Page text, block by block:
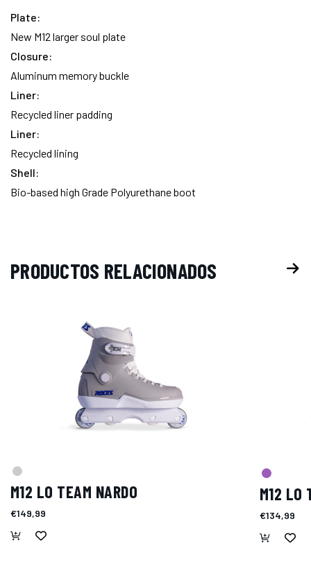
Plate:
New M12 larger soul plate
Closure:
Aluminum memory buckle
Liner:
Recycled liner padding
Liner:
Recycled lining
Shell:
Bio-based high Grade Polyurethane boot
PRODUCTOS RELACIONADOS
M12 LO TEAM NARDO
€149,99
M12 LO
€134,99